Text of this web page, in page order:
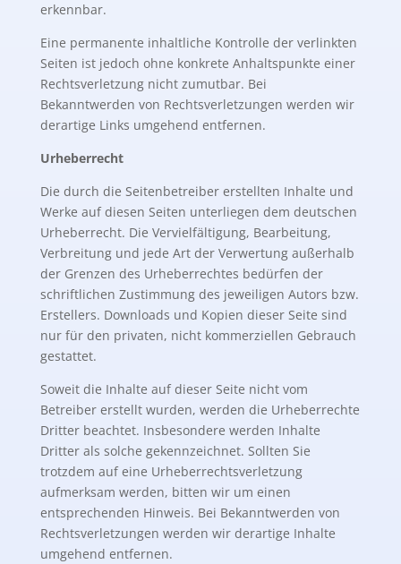
erkennbar.
Eine permanente inhaltliche Kontrolle der verlinkten
Seiten ist jedoch ohne konkrete Anhaltspunkte einer
Rechtsverletzung nicht zumutbar. Bei
Bekanntwerden von Rechtsverletzungen werden wir
derartige Links umgehend entfernen.
Urheberrecht
Die durch die Seitenbetreiber erstellten Inhalte und
Werke auf diesen Seiten unterliegen dem deutschen
Urheberrecht. Die Vervielfältigung, Bearbeitung,
Verbreitung und jede Art der Verwertung außerhalb
der Grenzen des Urheberrechtes bedürfen der
schriftlichen Zustimmung des jeweiligen Autors bzw.
Erstellers. Downloads und Kopien dieser Seite sind
nur für den privaten, nicht kommerziellen Gebrauch
gestattet.
Soweit die Inhalte auf dieser Seite nicht vom
Betreiber erstellt wurden, werden die Urheberrechte
Dritter beachtet. Insbesondere werden Inhalte
Dritter als solche gekennzeichnet. Sollten Sie
trotzdem auf eine Urheberrechtsverletzung
aufmerksam werden, bitten wir um einen
entsprechenden Hinweis. Bei Bekanntwerden von
Rechtsverletzungen werden wir derartige Inhalte
umgehend entfernen.